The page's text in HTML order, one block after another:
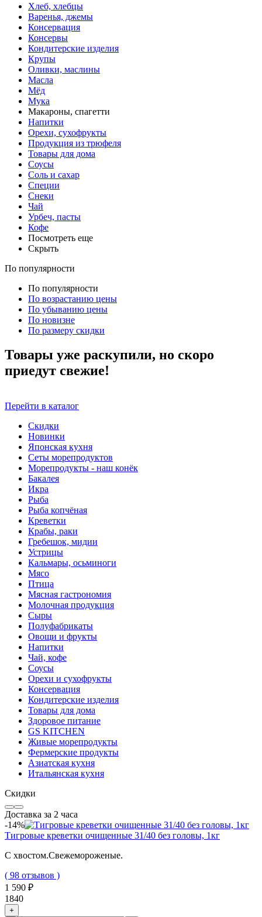
Хлеб, хлебцы
Варенья, джемы
Консервация
Консервы
Кондитерские изделия
Крупы
Оливки, маслины
Масла
Мёд
Мука
Макароны, спагетти
Напитки
Орехи, сухофрукты
Продукция из трюфеля
Товары для дома
Соусы
Соль и сахар
Специи
Снеки
Чай
Урбеч, пасты
Кофе
Посмотреть еще
Скрыть
По популярности
По популярности
По возрастанию цены
По убыванию цены
По новизне
По размеру скидки
Товары уже раскупили, но скоро
приедут свежие!
Перейти в каталог
Скидки
Новинки
Японская кухня
Сеты морепродуктов
Морепродукты - наш конёк
Бакалея
Икра
Рыба
Рыба копчёная
Креветки
Крабы, раки
Гребешок, мидии
Устрицы
Кальмары, осьминоги
Мясо
Птица
Мясная гастрономия
Молочная продукция
Сыры
Полуфабрикаты
Овощи и фрукты
Напитки
Чай, кофе
Соусы
Орехи и сухофрукты
Консервация
Кондитерские изделия
Товары для дома
Здоровое питание
GS KITCHEN
Живые морепродукты
Фермерские продукты
Азиатская кухня
Итальянская кухня
Скидки
Доставка за 2 часа
-14%
Тигровые креветки очищенные 31/40 без головы, 1кг
С хвостом.Свежемороженые.
( 98 отзывов )
1 590 ₽
1840
+